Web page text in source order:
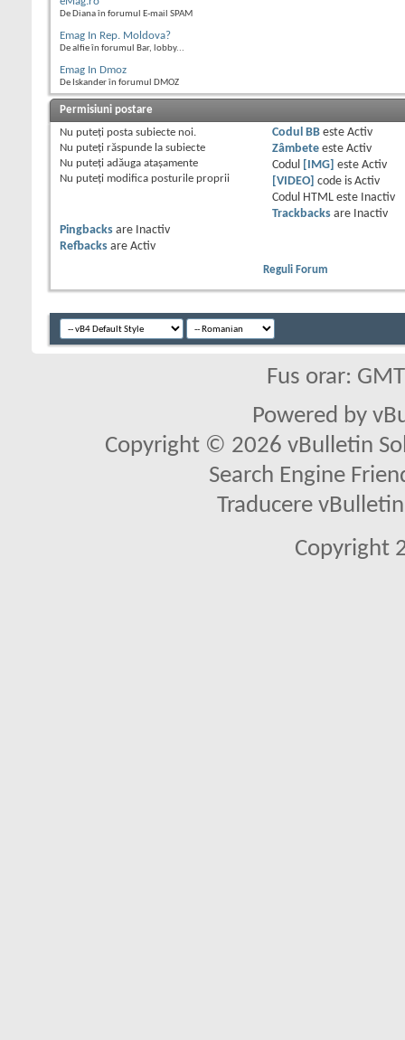
De Diana în forumul E-mail SPAM
Emag In Rep. Moldova?
De alfie în forumul Bar, lobby...
Emag In Dmoz
De Iskander în forumul DMOZ
Permisiuni postare
Nu puteţi posta subiecte noi.
Nu puteţi răspunde la subiecte
Nu puteţi adăuga ataşamente
Nu puteţi modifica posturile proprii
Codul BBeste Activ
Zâmbeteeste Activ
Codul
[IMG] este Activ
[VIDEO] code is Activ
Codul HTML este
Inactiv
Trackbacksare
Inactiv
Pingbacks are
Inactiv
Refbacks are Activ
Reguli Forum
Fus orar:
Powered by
Copyright © 2026 vBulletin
Search Engine
Traducere
Copyright